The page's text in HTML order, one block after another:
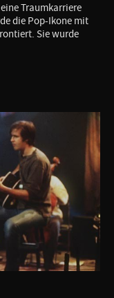
Traumkarriere
die Pop-Ikone mit
Sie wurde